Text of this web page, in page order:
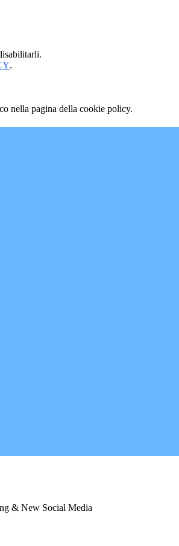
.
nella pagina della cookie policy.
& New Social Media